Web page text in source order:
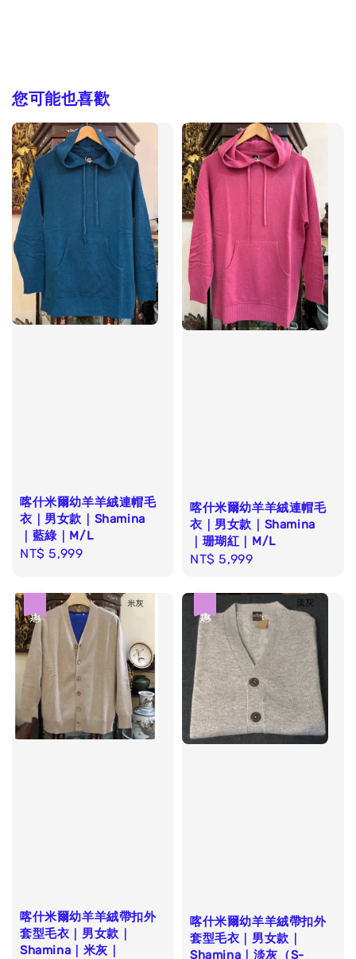
您可能也喜歡
喀什米爾幼羊羊絨連帽毛
衣｜男女款｜Shamina
｜藍綠｜M/L
Regular
NT$ 5,999
喀什米爾幼羊羊絨連帽毛
衣｜男女款｜Shamina
｜珊瑚紅｜M/L
Regular
NT$ 5,999
喀什米爾幼羊羊絨帶扣外
套型毛衣｜男女款｜
Shamina｜米灰｜
喀什米爾幼羊羊絨帶扣外
套型毛衣｜男女款｜
Shamina｜淡灰（S-